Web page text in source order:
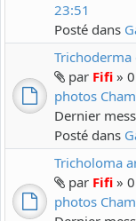
23:51
Posté dans
par Fifi »
photos
Dernier
Posté dans
Tricholoma
par Fifi »
photos